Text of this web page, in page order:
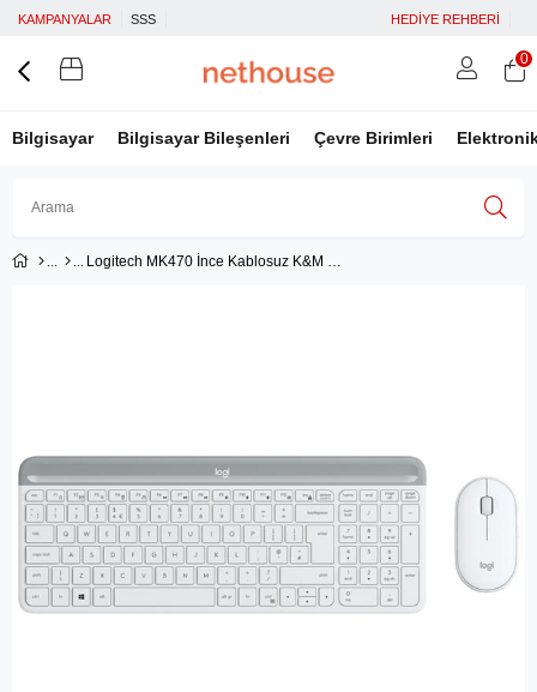
KAMPANYALAR SSS HEDİYE REHBERİ
Bilgisayar Bilgisayar Bileşenleri Çevre Birimleri
Üye Girişi
0
Logitech MK470 İnce Kablosuz K&M Set Beyaz